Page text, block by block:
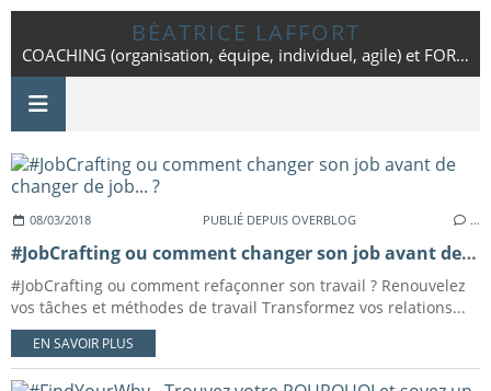
BÉATRICE LAFFORT
COACHING (organisation, équipe, individuel, agile) et FORMATION - Toulouse - 06 42 25 86 01
08/03/2018 PUBLIÉ DEPUIS OVERBLOG …
#JobCrafting ou comment changer son job avant de changer de job... ?
#JobCrafting ou comment refaçonner son travail ? Renouvelez
vos tâches et méthodes de travail Transformez vos relations...
EN SAVOIR PLUS